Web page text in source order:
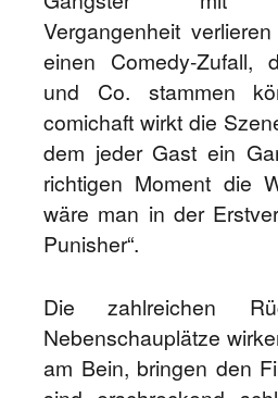
Vergangenheit
einen Comedy-Zufall,
und Co. stammen
comichaft wirkt die
dem jeder Gast ein
richtigen Moment die
wäre man in der
Punisher“.
Die zahlreichen
Nebenschauplätze
am Bein, bringen den